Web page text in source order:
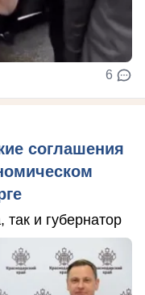
6
соглашения
и губернатор